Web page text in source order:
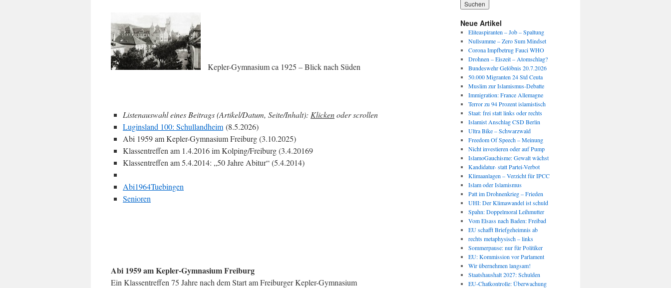
Kepler-Gymnasium ca 1925 – Blick nach Süden
Listenauswahl eines Beitrags (Artikel/Datum, Seite/Inhalt): Klickenoder scrollen
Luginsland 100: Schullandheim (8.5.2026)
Abi 1959 am Kepler-Gymnasium Freiburg (3.10.2025)
Klassentreffen am 1.4.2016 im Kolping/Freiburg (3.4.20169
Klassentreffen am 5.4.2014: „50 Jahre Abitur“ (5.4.2014)
Abi1964Tuebingen
Senioren
Abi 1959 am Kepler-Gymnasium Freiburg
Ein Klassentreffen 75 Jahre nach dem Start am Freiburger Kepler-Gymnasium
Neue Artikel
Eliteaspiranten – Job – Spaltung
Nullsumme – Zero Sum Mindset
Corona Impfbetrug Fauci WHO
Drohnen – Eiszeit – Atomschlag?
Bundeswehr Gelöbnis 20.7.2026
50.000 Migranten 24 Std Ceuta
Muslim zur Islamismus-Debatte
Immigration: France Allemagne
Terror zu 94 Prozent islamistisch
Staat: frei statt links oder rechts
Islamist Anschlag CSD Berlin
Ultra Bike – Schwarzwald
Freedom Of Speech – Meinung
Nicht investieren oder auf Pump
IslamoGauchisme: Gewalt wächst
Kandidatur- statt Partei-Verbot
Klimaanlagen – Verzicht für IPCC
Islam oder Islamismus
Patt im Drohnenkrieg – Frieden
UHI: Der Klimawandel ist schuld
Spahn: Doppelmoral Leihmutter
Vom Elsass nach Baden: Freibad
EU schafft Briefgeheimnis ab
rechts metaphysisch – links
Sommerpause: nur für Politiker
EU: Kommission vor Parlament
Wir übernehmen langsam!
Staatshaushalt 2027: Schulden
EU-Chatkontrolle: Überwachung